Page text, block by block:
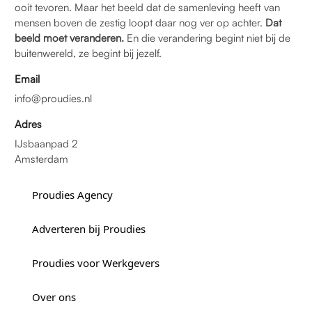
ooit tevoren. Maar het beeld dat de samenleving heeft van
mensen boven de zestig loopt daar nog ver op achter. Dat
beeld moet veranderen. En die verandering begint niet bij de
buitenwereld, ze begint bij jezelf.
Email
info@proudies.nl
Adres
IJsbaanpad 2
Amsterdam
Proudies Agency
Adverteren bij Proudies
Proudies voor Werkgevers
Over ons